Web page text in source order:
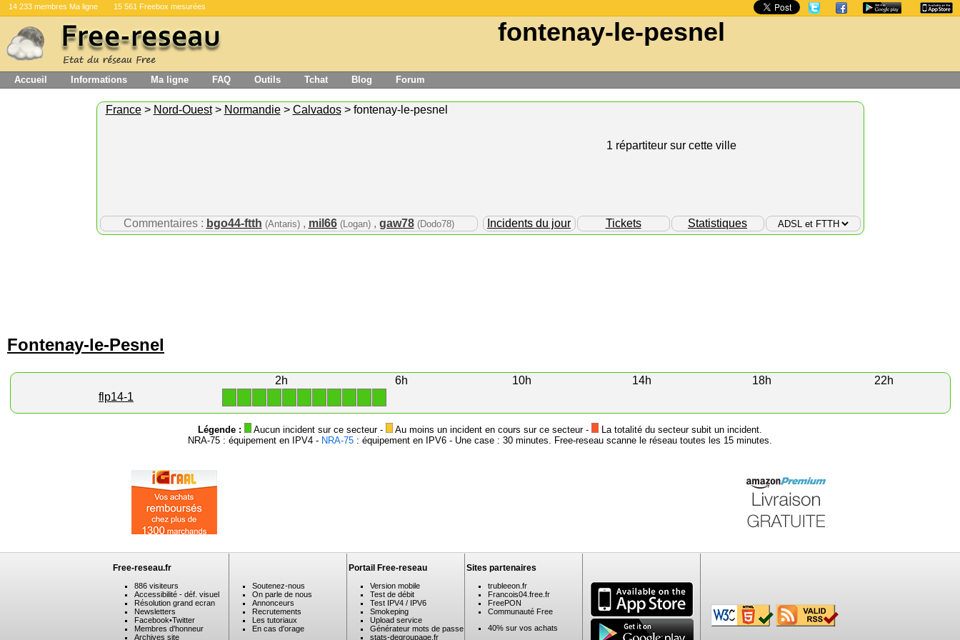
14 233 membres Ma ligne 15 561 Freebox mesurées
fontenay-le-pesnel
Accueil Informations Ma ligne FAQ Outils Tchat Blog Forum
France> Nord-Ouest> Normandie> Calvados> fontenay-le-pesnel
1 répartiteur sur cette ville
Commentaires : bgo44-ftth (Antaris), mil66 (Logan), gaw78 (Dodo78) Incidents du jour Tickets Statistiques
Fontenay-le-Pesnel
2h 6h 10h 14h 18h
22h
flp14-1
Légende : Aucun incident sur ce secteur - Au moins un incident en cours sur ce secteur -
La totalité du secteur subit un incident.
NRA-75 : équipement en IPV4 - NRA-75 : équipement en IPV6 - Une case : 30 minutes. Free-reseau scanne le réseau toutes les 15 minutes.
Free-reseau.fr
886 visiteurs
Accessibilité - déf. visuel
Résolution grand ecran
Newsletters
Facebook•Twitter
Membres d'honneur
Archives site
Soutenez-nous
On parle de nous
Annonceurs
Recrutements
Les tutoriaux
En cas d'orage
Portail Free-reseau
Version mobile
Test de débit
Test IPV4 / IPV6
Smokeping
Upload service
Générateur mots de passe
stats-degroupage.fr
Sites partenaires
trubleeon.fr
Francois04.free.fr
FreePON
Communauté Free
40% sur vos achats